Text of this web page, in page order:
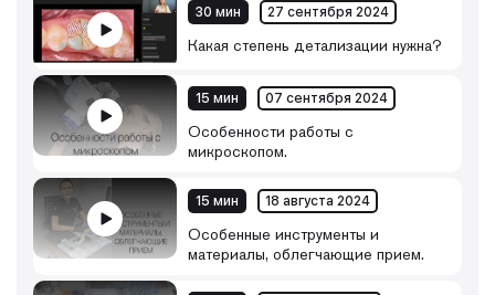
30 мин 27 сентября 2024
Какая степень детализации нужна?
15 мин 07 сентября 2024
Особенности работы с
микроскопом.
15 мин 18 августа 2024
Особенные инструменты и
материалы, облегчающие прием.